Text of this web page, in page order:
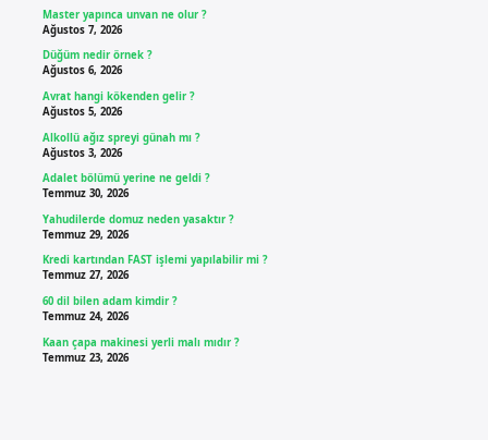
Master yapınca unvan ne olur ?
Ağustos 7, 2026
Düğüm nedir örnek ?
Ağustos 6, 2026
Avrat hangi kökenden gelir ?
Ağustos 5, 2026
Alkollü ağız spreyi günah mı ?
Ağustos 3, 2026
Adalet bölümü yerine ne geldi ?
Temmuz 30, 2026
Yahudilerde domuz neden yasaktır ?
Temmuz 29, 2026
Kredi kartından FAST işlemi yapılabilir mi ?
Temmuz 27, 2026
60 dil bilen adam kimdir ?
Temmuz 24, 2026
Kaan çapa makinesi yerli malı mıdır ?
Temmuz 23, 2026